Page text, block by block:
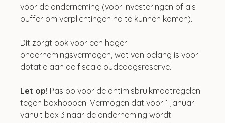
voor de onderneming (voor investeringen of als
buffer om verplichtingen na te kunnen komen).
Dit zorgt ook voor een hoger
ondernemingsvermogen, wat van belang is voor
dotatie aan de fiscale oudedagsreserve.
Let op! Pas op voor de antimisbruikmaatregelen
tegen boxhoppen. Vermogen dat voor 1 januari
vanuit box 3 naar de onderneming wordt